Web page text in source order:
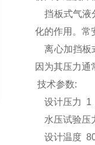
挡板式气液
化的作用。常
离心加挡板
因为其压力通
技术参数:
设计压力 1
水压试验压
设计温度